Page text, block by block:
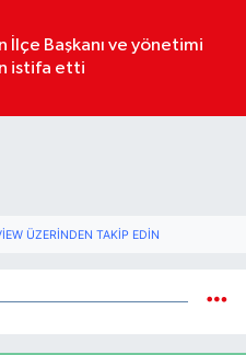
İlçe Başkanı ve yönetimi
istifa etti
ÜZERINDEN TAKIP EDIN